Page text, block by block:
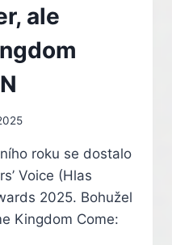
ale
roku se dostalo
Voice (Hlas
2025. Bohužel
Kingdom Come: